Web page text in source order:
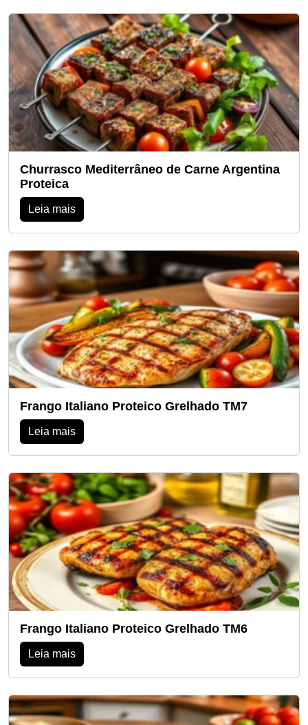
Churrasco Mediterrâneo de Carne Argentina
Proteica
Leia mais
Frango Italiano Proteico Grelhado TM7
Leia mais
Frango Italiano Proteico Grelhado TM6
Leia mais